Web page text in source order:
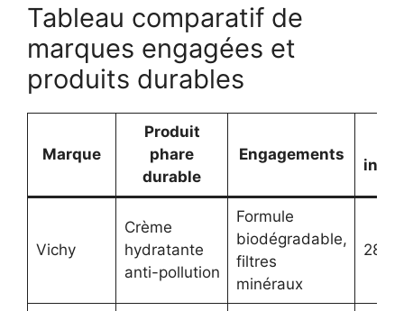
Tableau comparatif de
marques engagées et
produits durables
Marque
Produit
phare
durable
Engagements
Vichy
Crème
hydratante
anti-pollution
Formule
biodégradable,
filtres
minéraux
28 €